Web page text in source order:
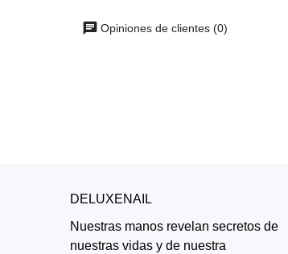
Opiniones de clientes (0)
DELUXENAIL
Nuestras manos revelan secretos de
nuestras vidas y de nuestra